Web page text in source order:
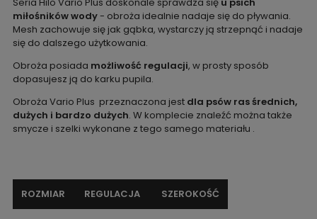
miłośników wody- obroża idealnie nadaje się do pływania.
Mesh zachowuje się jak gąbka, wystarczy ją strzepnąć i nadaje
się do dalszego użytkowania.
Obroża posiada możliwość regulacji, w prosty sposób
dopasujesz ją do karku pupila.
Obroża Vario Plus przeznaczona jest dla psów ras średnich,
dużych i bardzo dużych. W komplecie znaleźć można także
smycze i szelki wykonane z tego samego materiału .
ROZMIAR REGULACJA SZEROKOŚĆ